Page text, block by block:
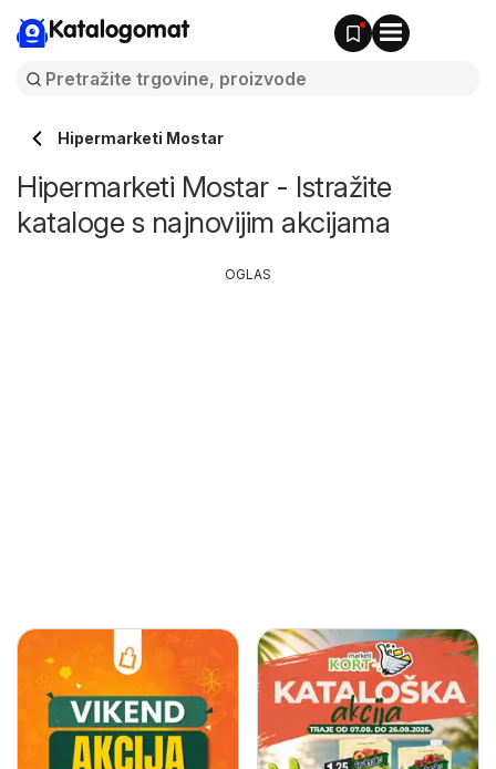
Katalogomat
Hipermarketi Mostar
Hipermarketi Mostar - Istražite
kataloge s najnovijim akcijama
OGLAS